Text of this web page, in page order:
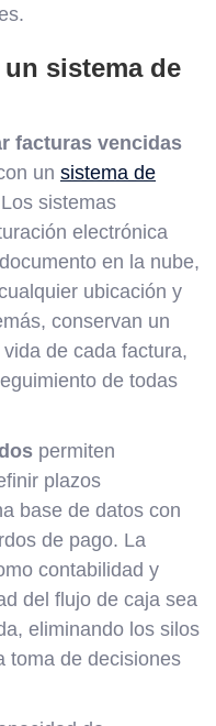
sistema de
facturas vencidas
un sistema de
sistemas
electrónica
en la nube,
ubicación y
conservan un
de cada factura,
de todas
permiten
plazos
base de datos con
de pago. La
contabilidad y
del flujo de caja sea
eliminando los silos
toma de decisiones